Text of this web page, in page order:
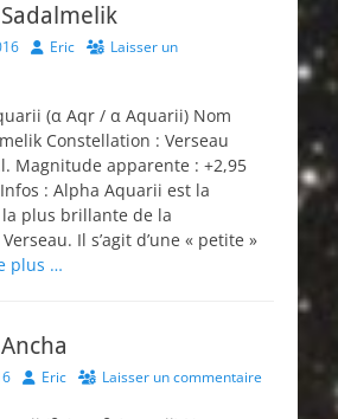
Author
Eric
Laisser un
(α Aqr / α Aquarii) Nom
Constellation : Verseau
Magnitude apparente : +2,95
: Alpha Aquarii est la
plus brillante de la
Il s’agit d’une « petite »
plus …
Author
Eric Laisser un commentaire